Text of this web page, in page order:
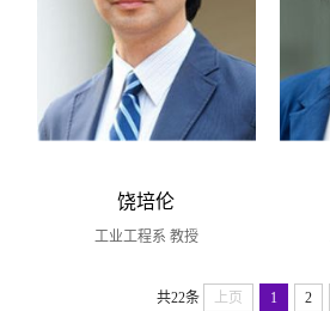
饶培伦
工业工程系 教授
共22条 上页 1 2